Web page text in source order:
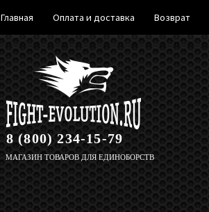
Перейти
к
навигации
Перейти
к
содержимому
8 (800) 234-15-79
МАГАЗИН ТОВАРОВ ДЛЯ ЕДИНОБОРСТВ
Главная Оплата и доставка Возврат